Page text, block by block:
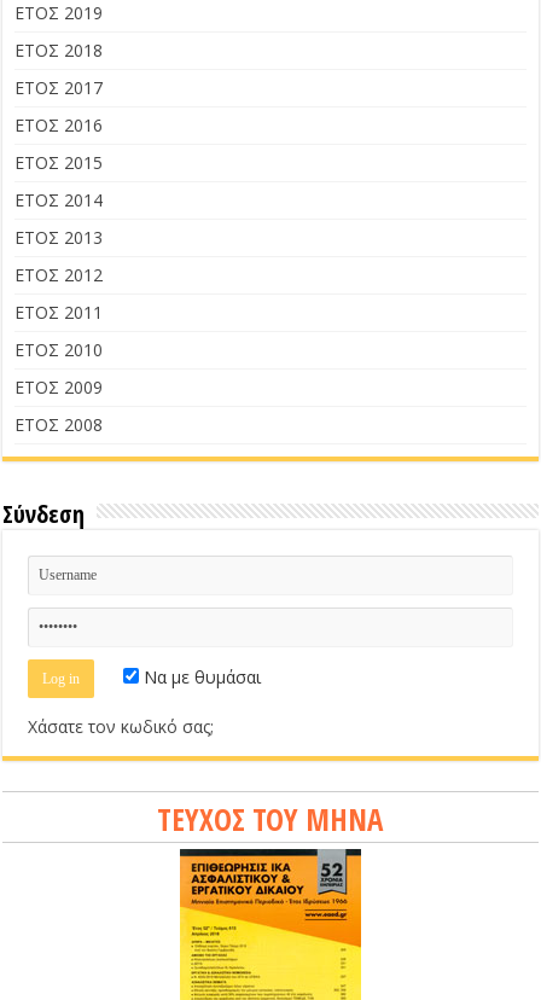
ΕΤΟΣ 2019
ΕΤΟΣ 2018
ΕΤΟΣ 2017
ΕΤΟΣ 2016
ΕΤΟΣ 2015
ΕΤΟΣ 2014
ΕΤΟΣ 2013
ΕΤΟΣ 2012
ΕΤΟΣ 2011
ΕΤΟΣ 2010
ΕΤΟΣ 2009
ΕΤΟΣ 2008
Σύνδεση
Να με θυμάσαι
Χάσατε τον κωδικό σας;
ΤΕΥΧΟΣ ΤΟΥ ΜΗΝΑ